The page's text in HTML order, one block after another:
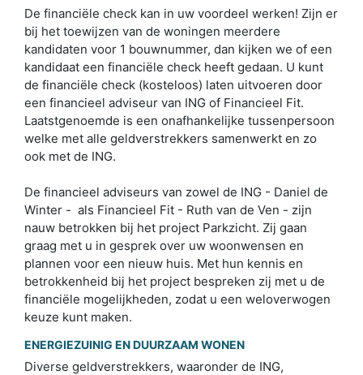
De financiële check kan in uw voordeel werken! Zijn er
bij het toewijzen van de woningen meerdere
kandidaten voor 1 bouwnummer, dan kijken we of een
kandidaat een financiële check heeft gedaan. U kunt
de financiële check (kosteloos) laten uitvoeren door
een financieel adviseur van ING of Financieel Fit.
Laatstgenoemde is een onafhankelijke tussenpersoon
welke met alle geldverstrekkers samenwerkt en zo
ook met de ING.
De financieel adviseurs van zowel de ING - Daniel de
Winter - als Financieel Fit - Ruth van de Ven - zijn
nauw betrokken bij het project Parkzicht. Zij gaan
graag met u in gesprek over uw woonwensen en
plannen voor een nieuw huis. Met hun kennis en
betrokkenheid bij het project bespreken zij met u de
financiële mogelijkheden, zodat u een weloverwogen
keuze kunt maken.
ENERGIEZUINIG EN DUURZAAM WONEN
Diverse geldverstrekkers, waaronder de ING,